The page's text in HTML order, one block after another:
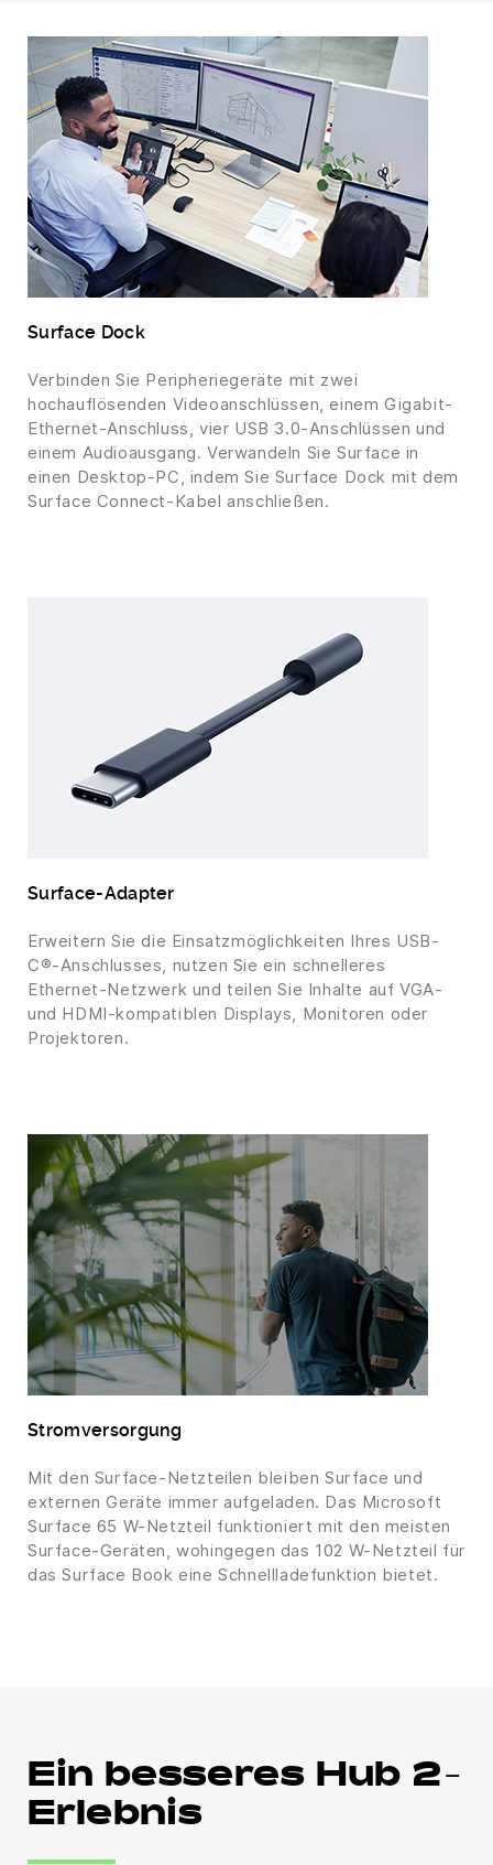
Surface Dock
Verbinden Sie Peripheriegeräte mit zwei
hochauflösenden Videoanschlüssen, einem Gigabit-
Ethernet-Anschluss, vier USB 3.0-Anschlüssen und
einem Audioausgang. Verwandeln Sie Surface in
einen Desktop-PC, indem Sie Surface Dock mit dem
Surface Connect-Kabel anschließen.
Surface-Adapter
Erweitern Sie die Einsatzmöglichkeiten Ihres USB-
C®-Anschlusses, nutzen Sie ein schnelleres
Ethernet-Netzwerk und teilen Sie Inhalte auf VGA-
und HDMI-kompatiblen Displays, Monitoren oder
Projektoren.
Stromversorgung
Mit den Surface-Netzteilen bleiben Surface und
externen Geräte immer aufgeladen. Das Microsoft
Surface 65 W-Netzteil funktioniert mit den meisten
Surface-Geräten, wohingegen das 102 W-Netzteil für
das Surface Book eine Schnellladefunktion bietet.
Ein besseres Hub 2-
Erlebnis